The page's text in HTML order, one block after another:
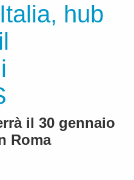
hub
il 30 gennaio
Roma